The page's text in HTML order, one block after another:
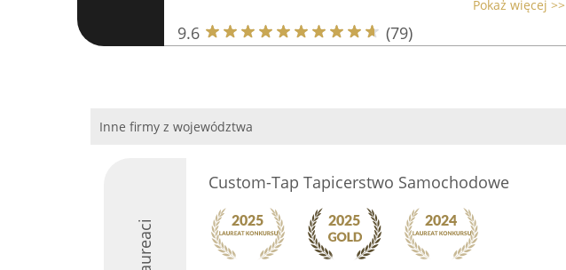
Pokaż więcej >>
9.6 (79)
Inne firmy z województwa
Laureaci
Custom-Tap Tapicerstwo Samochodowe